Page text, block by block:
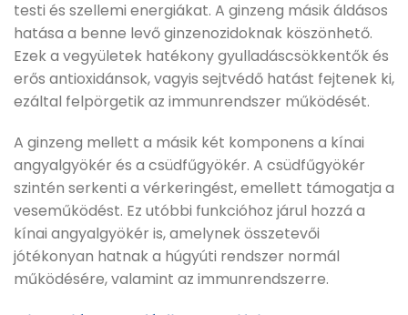
testi és szellemi energiákat. A ginzeng másik áldásos
hatása a benne levő ginzenozidoknak köszönhető.
Ezek a vegyületek hatékony gyulladáscsökkentők és
erős antioxidánsok, vagyis sejtvédő hatást fejtenek ki,
ezáltal felpörgetik az immunrendszer működését.
A ginzeng mellett a másik két komponens a kínai
angyalgyökér és a csüdfűgyökér. A csüdfűgyökér
szintén serkenti a vérkeringést, emellett támogatja a
veseműködést. Ez utóbbi funkcióhoz járul hozzá a
kínai angyalgyökér is, amelynek összetevői
jótékonyan hatnak a húgyúti rendszer normál
működésére, valamint az immunrendszerre.